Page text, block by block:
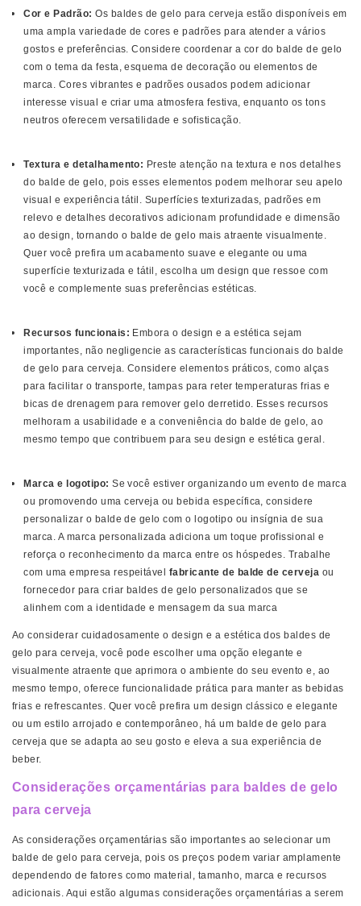
Cor e Padrão:Os baldes de gelo para cerveja estão disponíveis em
uma ampla variedade de cores e padrões para atender a vários
gostos e preferências. Considere coordenar a cor do balde de gelo
com o tema da festa, esquema de decoração ou elementos de
marca. Cores vibrantes e padrões ousados ​​podem adicionar
interesse visual e criar uma atmosfera festiva, enquanto os tons
neutros oferecem versatilidade e sofisticação.
Textura e detalhamento: Preste atenção na textura e nos detalhes
do balde de gelo, pois esses elementos podem melhorar seu apelo
visual e experiência tátil. Superfícies texturizadas, padrões em
relevo e detalhes decorativos adicionam profundidade e dimensão
ao design, tornando o balde de gelo mais atraente visualmente.
Quer você prefira um acabamento suave e elegante ou uma
superfície texturizada e tátil, escolha um design que ressoe com
você e complemente suas preferências estéticas.
Recursos funcionais: Embora o design e a estética sejam
importantes, não negligencie as características funcionais do balde
de gelo para cerveja. Considere elementos práticos, como alças
para facilitar o transporte, tampas para reter temperaturas frias e
bicas de drenagem para remover gelo derretido. Esses recursos
melhoram a usabilidade e a conveniência do balde de gelo, ao
mesmo tempo que contribuem para seu design e estética geral.
Marca e logotipo:Se você estiver organizando um evento de marca
ou promovendo uma cerveja ou bebida específica, considere
personalizar o balde de gelo com o logotipo ou insígnia de sua
marca. A marca personalizada adiciona um toque profissional e
reforça o reconhecimento da marca entre os hóspedes. Trabalhe
com uma empresa respeitável fabricante de balde de cerveja ou
fornecedor para criar baldes de gelo personalizados que se
alinhem com a identidade e mensagem da sua marca
Ao considerar cuidadosamente o design e a estética dos baldes de
gelo para cerveja, você pode escolher uma opção elegante e
visualmente atraente que aprimora o ambiente do seu evento e, ao
mesmo tempo, oferece funcionalidade prática para manter as bebidas
frias e refrescantes. Quer você prefira um design clássico e elegante
ou um estilo arrojado e contemporâneo, há um balde de gelo para
cerveja que se adapta ao seu gosto e eleva a sua experiência de
beber.
Considerações orçamentárias para baldes de gelo
para cerveja
As considerações orçamentárias são importantes ao selecionar um
balde de gelo para cerveja, pois os preços podem variar amplamente
dependendo de fatores como material, tamanho, marca e recursos
adicionais. Aqui estão algumas considerações orçamentárias a serem